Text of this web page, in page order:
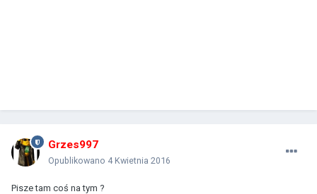
Grzes997
Opublikowano 4 Kwietnia 2016
Pisze tam coś na tym ?